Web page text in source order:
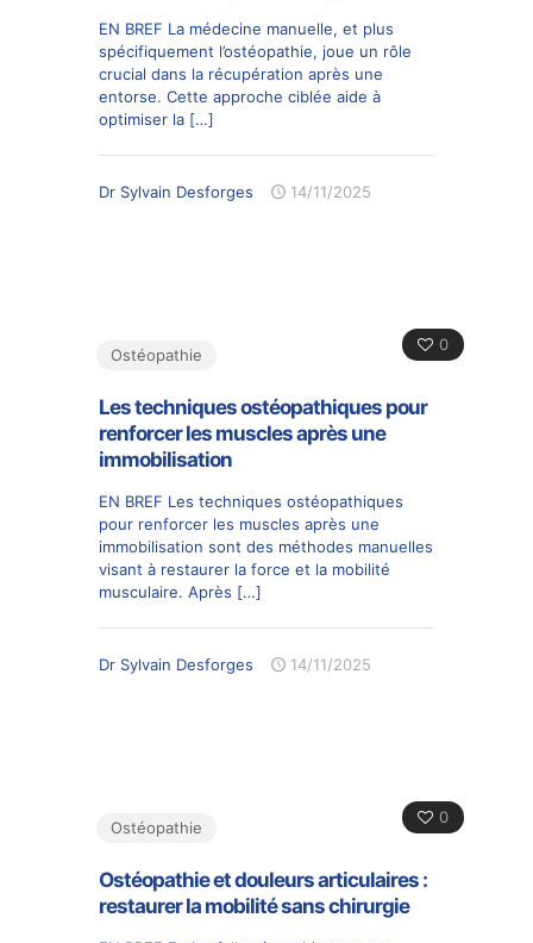
EN BREF La médecine manuelle, et plus
spécifiquement l’ostéopathie, joue un rôle
crucial dans la récupération après une
entorse. Cette approche ciblée aide à
optimiser la […]
Dr Sylvain Desforges 14/11/2025
0
Ostéopathie
Les techniques ostéopathiques pour
renforcer les muscles après une
immobilisation
EN BREF Les techniques ostéopathiques
pour renforcer les muscles après une
immobilisation sont des méthodes manuelles
visant à restaurer la force et la mobilité
musculaire. Après […]
Dr Sylvain Desforges 14/11/2025
0
Ostéopathie
Ostéopathie et douleurs articulaires :
restaurer la mobilité sans chirurgie